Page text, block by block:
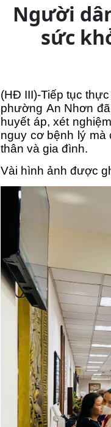
Người
sức
(HĐ III)-Tiếp tục
phường An Nhơn
huyết áp, xét
nguy cơ bệnh lý
thân và gia đình.
Vài hình ảnh được